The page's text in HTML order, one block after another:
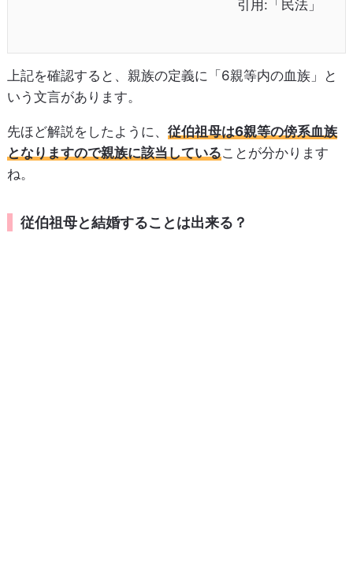
引用:「民法」
上記を確認すると、親族の定義に「6親等内の血族」と
いう文言があります。
先ほど解説をしたように、 従伯祖母は6親等の傍系血族
となりますので親族に該当していることが分かります
ね。
従伯祖母と結婚することは出来る？